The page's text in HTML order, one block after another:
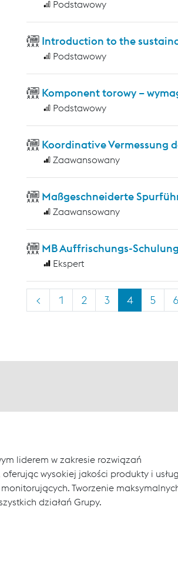
Podstawowy
Introduction to the
Podstawowy
Komponent torowy –
Podstawowy
Koordinative Vermessung
Zaawansowany
Maßgeschneiderte
Zaawansowany
MB Auffrischungs-Schulung
Ekspert
< 1 2 3 4 5 6
liderem w zakresie rozwiązań
wysokiej jakości produkty i
Tworzenie
działań Grupy.